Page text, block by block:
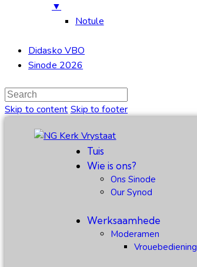
▼
Notule
Didasko VBO
Sinode 2026
Skip to content Skip to footer
Tuis
Wie is ons?
Ons Sinode
Our Synod
Werksaamhede
Moderamen
Vrouebediening